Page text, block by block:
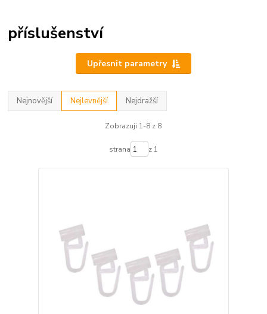
příslušenství
Upřesnit parametry
Nejnovější Nejlevnější Nejdražší
Zobrazuji 1-8 z 8
strana z 1